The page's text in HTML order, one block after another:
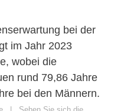
bei der
im Jahr 2023
wobei die
rund 79,86 Jahre
bei den Männern.